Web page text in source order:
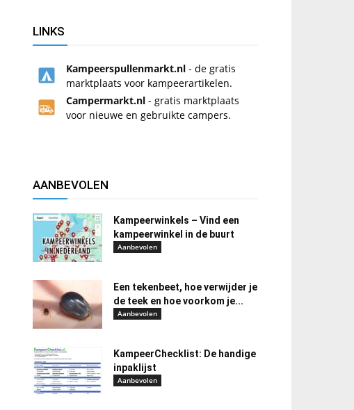
LINKS
Kampeerspullenmarkt.nl - de gratis
marktplaats voor kampeerartikelen.
Campermarkt.nl - gratis marktplaats
voor nieuwe en gebruikte campers.
AANBEVOLEN
Kampeerwinkels – Vind een
kampeerwinkel in de buurt
Aanbevolen
Een tekenbeet, hoe verwijder je
de teek en hoe voorkom je...
Aanbevolen
KampeerChecklist: De handige
inpaklijst
Aanbevolen